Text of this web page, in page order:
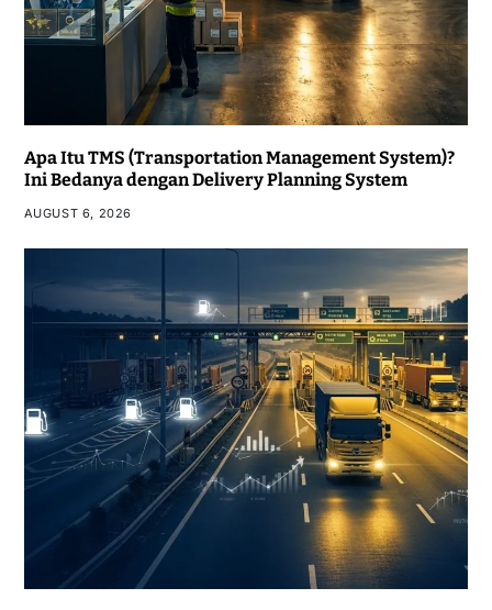
Apa Itu TMS (Transportation Management System)?
Ini Bedanya dengan Delivery Planning System
AUGUST 6, 2026